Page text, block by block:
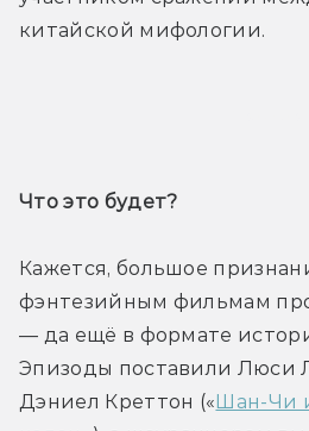
китайской мифологии.
Что это будет?
Кажется, большое
фэнтезийным фильмам
— да ещё в формате
Эпизоды поставили Люси
Дэниел Креттон (« Шан-Чи